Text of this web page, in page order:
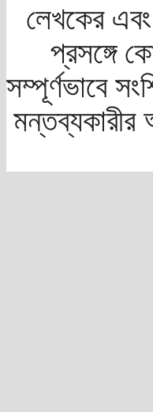
লেখকের
প্রসঙ্গে
সম্পূর্ণভাবে
মন্তব্যকারীর